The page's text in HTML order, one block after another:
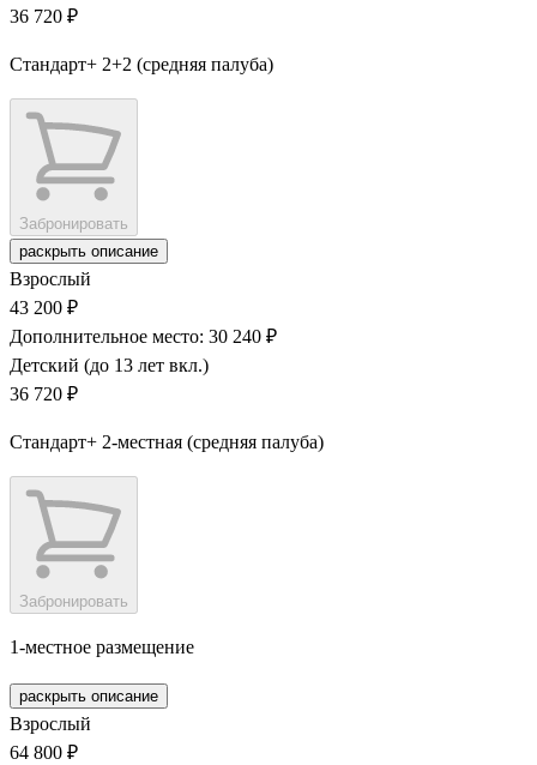
36 720 ₽
Стандарт+ 2+2 (средняя палуба)
Забронировать
раскрыть описание
Взрослый
43 200 ₽
Дополнительное место: 30 240 ₽
Детский (до 13 лет вкл.)
36 720 ₽
Стандарт+ 2-местная (средняя палуба)
Забронировать
1-местное размещение
раскрыть описание
Взрослый
64 800 ₽